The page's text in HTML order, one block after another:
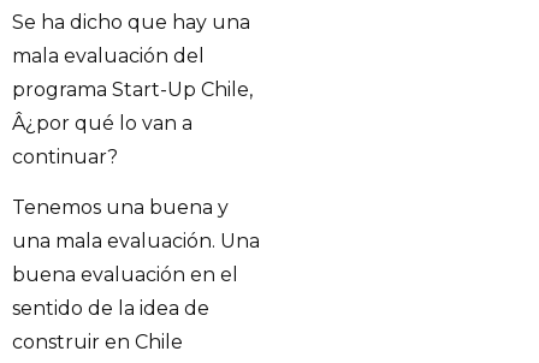
Se ha dicho que hay una
mala evaluación del
programa Start-Up Chile,
Â¿por qué lo van a
continuar?
Tenemos una buena y
una mala evaluación. Una
buena evaluación en el
sentido de la idea de
construir en Chile